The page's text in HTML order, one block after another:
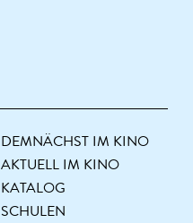
DEMNÄCHST IM KINO
AKTUELL IM KINO
KATALOG
SCHULEN